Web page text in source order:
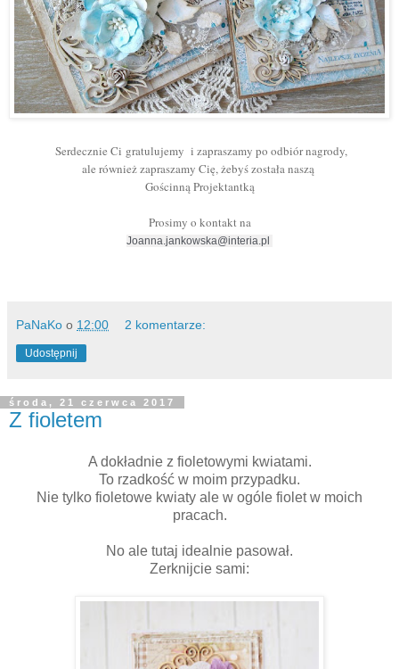
Serdecznie Ci gratulujemy i zapraszamy po odbiór nagrody,
ale również zapraszamy Cię, żebyś została naszą
Gościnną Projektantką
Prosimy o kontakt na
Joanna.jankowska@interia.pl
PaNaKo o 12:00 2 komentarze:
Udostępnij
środa, 21 czerwca 2017
Z fioletem
A dokładnie z fioletowymi kwiatami.
To rzadkość w moim przypadku.
Nie tylko fioletowe kwiaty ale w ogóle fiolet w moich
pracach.
No ale tutaj idealnie pasował.
Zerknijcie sami: